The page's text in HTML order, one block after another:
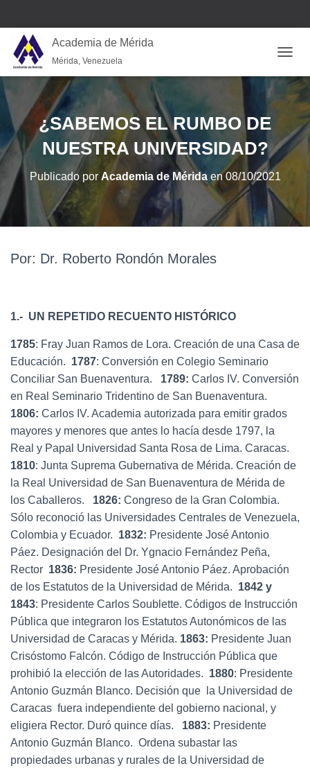
Academia de Mérida
Mérida, Venezuela
¿SABEMOS EL RUMBO DE
NUESTRA UNIVERSIDAD?
Publicado por Academia de Méridaen08/10/2021
Por: Dr. Roberto Rondón Morales
1.- UN REPETIDO RECUENTO HISTÓRICO
1785: Fray Juan Ramos de Lora. Creación de una Casa de
Educación. 1787: Conversión en Colegio Seminario
Conciliar San Buenaventura. 1789: Carlos IV. Conversión
en Real Seminario Tridentino de San Buenaventura.
1806: Carlos IV. Academia autorizada para emitir grados
mayores y menores que antes lo hacía desde 1797, la
Real y Papal Universidad Santa Rosa de Lima. Caracas.
1810: Junta Suprema Gubernativa de Mérida. Creación de
la Real Universidad de San Buenaventura de Mérida de
los Caballeros. 1826: Congreso de la Gran Colombia.
Sólo reconoció las Universidades Centrales de Venezuela,
Colombia y Ecuador. 1832: Presidente José Antonio
Páez. Designación del Dr. Ygnacio Fernández Peña,
Rector 1836: Presidente José Antonio Páez. Aprobación
de los Estatutos de la Universidad de Mérida. 1842 y
1843: Presidente Carlos Soublette. Códigos de Instrucción
Pública que integraron los Estatutos Autonómicos de las
Universidad de Caracas y Mérida. 1863: Presidente Juan
Crisóstomo Falcón. Código de Instrucción Pública que
prohibió la elección de las Autoridades. 1880: Presidente
Antonio Guzmán Blanco. Decisión que la Universidad de
Caracas fuera independiente del gobierno nacional, y
eligiera Rector. Duró quince días. 1883: Presidente
Antonio Guzmán Blanco. Ordena subastar las
propiedades urbanas y rurales de la Universidad de